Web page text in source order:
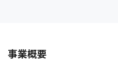
事業概要